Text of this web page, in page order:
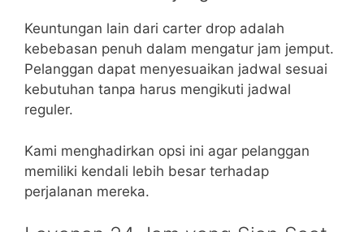
Keuntungan lain dari carter drop adalah
kebebasan penuh dalam mengatur jam jemput.
Pelanggan dapat menyesuaikan jadwal sesuai
kebutuhan tanpa harus mengikuti jadwal
reguler.
Kami menghadirkan opsi ini agar pelanggan
memiliki kendali lebih besar terhadap
perjalanan mereka.